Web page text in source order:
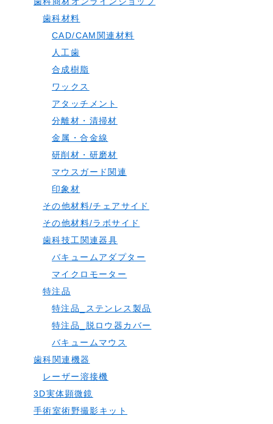
歯科材料
CAD/CAM関連材料
人工歯
合成樹脂
ワックス
アタッチメント
分離材・清掃材
金属・合金線
研削材・研磨材
マウスガード関連
印象材
その他材料/チェアサイド
その他材料/ラボサイド
歯科技工関連器具
バキュームアダプター
マイクロモーター
特注品
特注品_ステンレス製品
特注品_脱ロウ器カバー
バキュームマウス
歯科関連機器
レーザー溶接機
3D実体顕微鏡
手術室術野撮影キット